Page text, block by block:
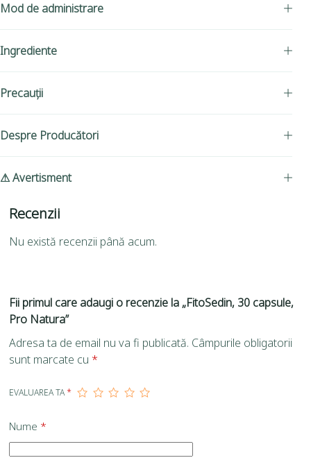
Mod de administrare
Ingrediente
Precauții
Despre Producători
⚠ Avertisment
Recenzii
Nu există recenzii până acum.
Fii primul care adaugi o recenzie la „FitoSedin, 30 capsule,
Pro Natura”
Adresa ta de email nu va fi publicată. Câmpurile obligatorii
sunt marcate cu *
EVALUAREA TA*
Nume *